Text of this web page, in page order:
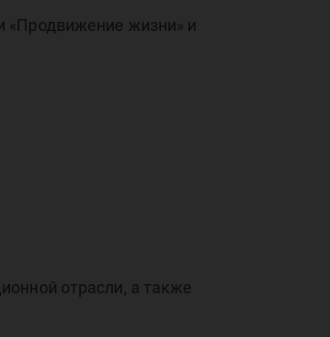
«Продвижение жизни» и
отрасли, а также